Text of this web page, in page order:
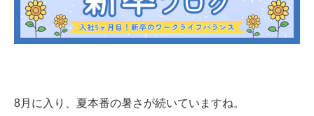
LINE登録
8月に入り、夏本番の暑さが続いていますね。